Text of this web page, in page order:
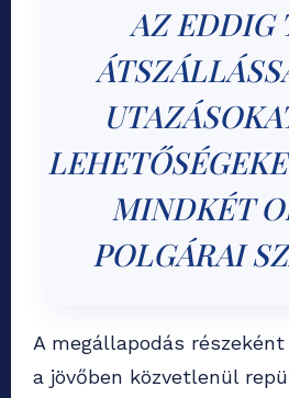
AZ EDDIG
MINDKÉT
POLGÁRAI
A megállapodás
a jövőben közvetlenül